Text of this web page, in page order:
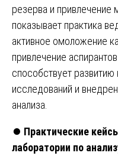
резерва и привлечение
показывает практика
активное омоложение
привлечение
способствует развитию
исследований и
анализа.
⏺️ Практические
лаборатории по